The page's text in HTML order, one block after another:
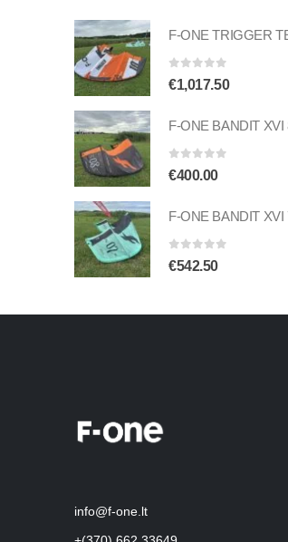
0 out of 5
€1,017.50
0 out of 5
€400.00
0out of 5
€542.50
info@f-one.lt